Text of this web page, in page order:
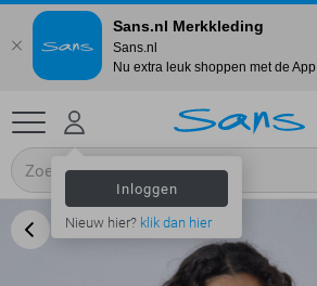
Inloggen
Nieuw hier? klik dan hier
Sans.nl Merkkleding
Sans.nl
Nu extra leuk shoppen met de App.